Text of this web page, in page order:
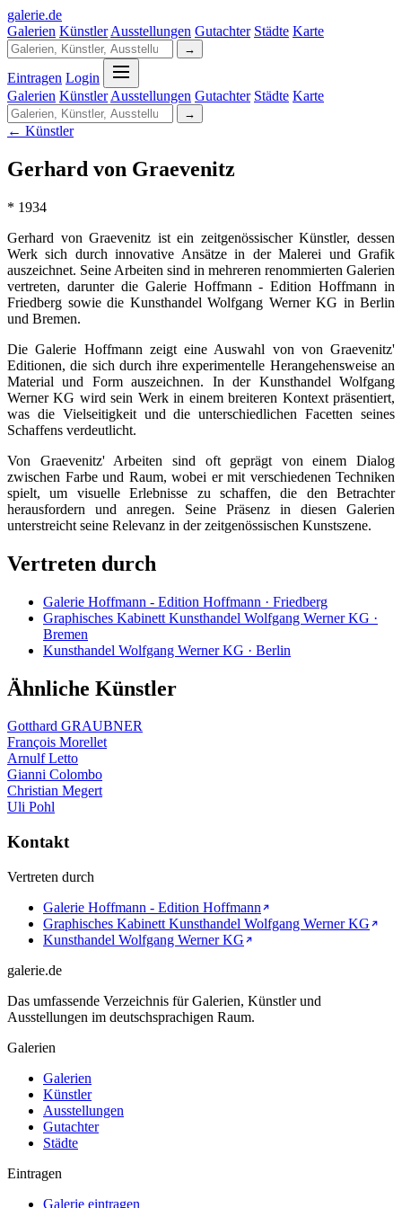
galerie.de
Galerien Künstler Ausstellungen Gutachter Städte Karte
→
Eintragen Login
Galerien Künstler Ausstellungen Gutachter Städte Karte
→
← Künstler
Gerhard von Graevenitz
* 1934
Gerhard von Graevenitz ist ein zeitgenössischer Künstler, dessen
Werk sich durch innovative Ansätze in der Malerei und Grafik
auszeichnet. Seine Arbeiten sind in mehreren renommierten Galerien
vertreten, darunter die Galerie Hoffmann - Edition Hoffmann in
Friedberg sowie die Kunsthandel Wolfgang Werner KG in Berlin
und Bremen.
Die Galerie Hoffmann zeigt eine Auswahl von von Graevenitz'
Editionen, die sich durch ihre experimentelle Herangehensweise an
Material und Form auszeichnen. In der Kunsthandel Wolfgang
Werner KG wird sein Werk in einem breiteren Kontext präsentiert,
was die Vielseitigkeit und die unterschiedlichen Facetten seines
Schaffens verdeutlicht.
Von Graevenitz' Arbeiten sind oft geprägt von einem Dialog
zwischen Farbe und Raum, wobei er mit verschiedenen Techniken
spielt, um visuelle Erlebnisse zu schaffen, die den Betrachter
herausfordern und anregen. Seine Präsenz in diesen Galerien
unterstreicht seine Relevanz in der zeitgenössischen Kunstszene.
Vertreten durch
Galerie Hoffmann - Edition Hoffmann · Friedberg
Graphisches Kabinett Kunsthandel Wolfgang Werner KG ·
Bremen
Kunsthandel Wolfgang Werner KG · Berlin
Ähnliche Künstler
Gotthard GRAUBNER
François Morellet
Arnulf Letto
Gianni Colombo
Christian Megert
Uli Pohl
Kontakt
Vertreten durch
Galerie Hoffmann - Edition Hoffmann
Graphisches Kabinett Kunsthandel Wolfgang Werner KG
Kunsthandel Wolfgang Werner KG
galerie.de
Das umfassende Verzeichnis für Galerien, Künstler und
Ausstellungen im deutschsprachigen Raum.
Galerien
Galerien
Künstler
Ausstellungen
Gutachter
Städte
Eintragen
Galerie eintragen